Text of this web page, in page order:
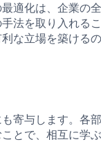
適化は、企業の
法を取り入れる
な立場を築けるの
寄与します。各
とで、相互に学